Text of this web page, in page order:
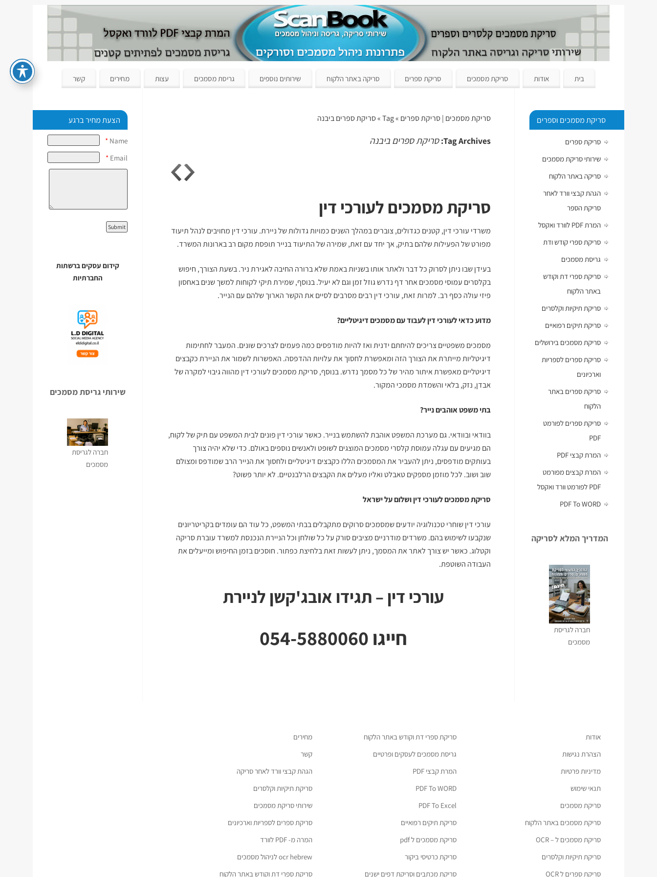
בית אודות סריקת מסמכים סריקת ספרים סריקה באתר הלקוח שירותים נוספים גריסת מסמכים עצות מחירים קשר
סריקת מסמכים | סריקת ספרים » Tag » סריקת ספרים ביבנה
Tag Archives: סריקת ספרים ביבנה
סריקת מסמכים לעורכי דין
משרדי עורכי דין, קטנים כגדולים, צוברים במהלך השנים כמויות גדולות של ניירת. עורכי דין מחויבים לנהל תיעוד
מפורט של הפעילות שלהם בתיק, אך יחד עם זאת, שמירה של התיעוד בנייר תופסת מקום רב בארונות המשרד.
בעידן שבו ניתן לסרוק כל דבר ולאתר אותו בשניות באמת שלא ברורה החיבה לאגירת ניר. בשעת הצורך, חיפוש
בקלסרים עמוסי מסמכים אחר דף נדרש גוזל זמן וגם לא יעיל. בנוסף, שמירת תיקי לקוחות למשך שנים באחסון
פיזי עולה כסף רב. למרות זאת, עורכי דין רבים מסרבים לסיים את הקשר הארוך שלהם עם הנייר.
מדוע כדאי לעורכי דין לעבוד עם מסמכים דיגיטליים?
מסמכים משפטיים צריכים להיחתם ידנית ואז להיות מודפסים כמה פעמים לצרכים שונים. המעבר לחתימות
דיגיטליות מייתרת את הצורך הזה ומאפשרת לחסוך את עלויות ההדפסה. האפשרות לשמור את הניירת כקבצים
דיגיטליים מאפשרת איתור מהיר של כל מסמך נדרש. בנוסף,סריקת מסמכים לעורכי דין מהווה גיבוי למקרה של
אבדן, נזק, בלאי והשמדת מסמכי המקור.
בתי משפט אוהבים נייר?
בוודאי ובוודאי. גם מערכת המשפט אוהבת להשתמש בנייר. כאשר עורכי דין פונים לבית המשפט עם תיק של לקוח,
הם מגיעים עם עגלה עמוסת קלסרי מסמכים המוצגים לשופט ולאנשים נוספים באולם. כדי שלא יהיה צורך
בעותקים מודפסים, ניתן להעביר את המסמכים הללו כקבצים דיגיטליים ולחסוך את הנייר הרב שמודפס ומצולם
שוב ושוב. לכל מוזמן מספקים טאבלט ואליו מעלים את הקבצים הרלבנטיים. לא יותר פשוט?
סריקת מסמכים לעורכי דיןושלום על ישראל
עורכי דין שוחרי טכנולוגיה יודעים שמסמכים סרוקים מתקבלים בבתי המשפט, כל עוד הם עומדים בקריטריונים
שנקבעו לשימוש בהם. משרדים מודרניים מציבים סורק על כל שולחן וכל הניירת הנכנסת למשרד עוברת סריקה
וקטלוג. כאשר יש צורך לאתר את המסמך, ניתן לעשות זאת בלחיצת כפתור. חוסכים בזמן החיפוש ומייעלים את
העבודה השוטפת.
עורכי דין – תגידו אובג'קשן לניירת
חייגו 054-5880060
הצעת מחיר ברגע
Name
*
Email
*
קידום עסקים ברשתות
החברתיות
שירותי גריסת מסמכים
חברה לגריסת
מסמכים
סריקת מסמכים וספרים
סריקת ספרים
שירותי סריקת מסמכים
סריקה באתר הלקוח
הגהת קבצי וורד לאחר
סריקת הספר
המרת PDF לוורד ואקסל
סריקת ספרי קודש ודת
גריסת מסמכים
סריקת ספרי דת וקודש
באתר הלקוח
סריקת תיקיות וקלסרים
סריקת תיקים רפואיים
סריקת מסמכים בירושלים
סריקת ספרים לספריות
וארכיונים
סריקת ספרים באתר
הלקוח
סריקת ספרים לפורמט
PDF
המרת קבצי PDF
המרת קבצים מפורמט
PDF לפורמט וורד ואקסל
PDF To WORD
המדריך המלא לסריקה
חברה לגריסת
מסמכים
אודות
הצהרת נגישות
מדיניות פרטיות
תנאי שימוש
סריקת מסמכים
סריקת מסמכים באתר הלקוח
סריקת מסמכים ל – OCR
סריקת תיקיות וקלסרים
סריקת ספרים ל OCR
סריקת ספרי דת וקודש באתר הלקוח
גריסת מסמכים לעסקים ופרטיים
המרת קבצי PDF
PDF To WORD
PDF To Excel
סריקת תיקים רפואיים
סריקת מסמכים ל pdf
סריקת כרטיסי ביקור
סריקת מכתבים וסריקת דפים ישנים
מחירים
קשר
הגהת קבצי וורד לאחר סריקה
סריקת תיקיות וקלסרים
שירותי סריקת מסמכים
סריקת ספרים לספריות וארכיונים
המרה מ- PDF לוורד
ocr hebrew לניהול מסמכים
סריקת ספרי דת וקודש באתר הלקוח